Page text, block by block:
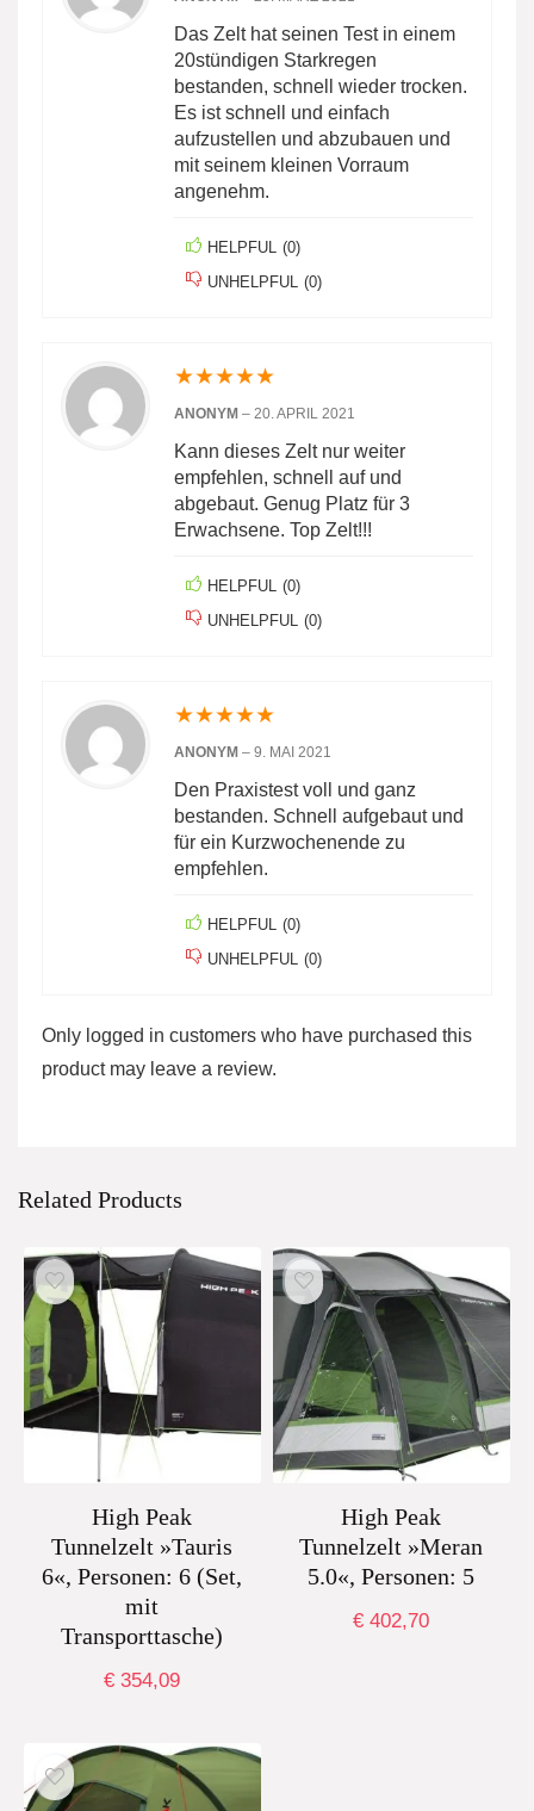
Das Zelt hat seinen Test in einem
20stündigen Starkregen
bestanden, schnell wieder trocken.
Es ist schnell und einfach
aufzustellen und abzubauen und
mit seinem kleinen Vorraum
angenehm.
HELPFUL (0)
UNHELPFUL
(0)
★★★★★
ANONYM – 20. APRIL 2021
Kann dieses Zelt nur weiter
empfehlen, schnell auf und
abgebaut. Genug Platz für 3
Erwachsene. Top Zelt!!!
HELPFUL (0)
UNHELPFUL
(0)
★★★★★
ANONYM – 9. MAI 2021
Den Praxistest voll und ganz
bestanden. Schnell aufgebaut und
für ein Kurzwochenende zu
empfehlen.
HELPFUL (0)
UNHELPFUL
(0)
Only logged in customers who have purchased this
product may leave a review.
Related Products
High Peak
Tunnelzelt »Tauris
6«, Personen: 6 (Set,
mit
Transporttasche)
€ 354,09
High Peak
Tunnelzelt »Meran
5.0«, Personen: 5
€ 402,70